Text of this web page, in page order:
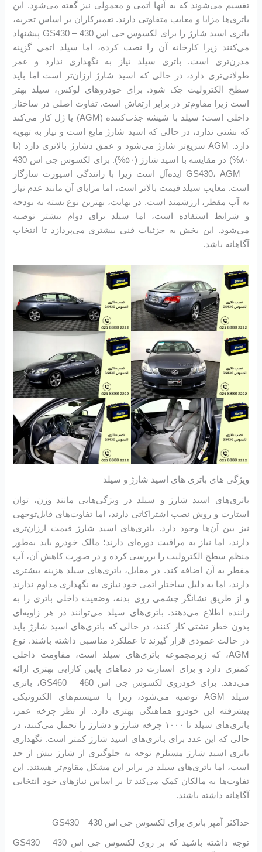
تقسیم می‌شوند که به آنها اتمی و معمولی نیز گفته می‌شود. این
باتری‌ها مزایا و معایب متفاوتی دارند. تعمیرکاران بر اساس تجربه،
باتری اسید شارژ را برای لکسوس جی اس 430 – GS430 پیشنهاد
می‌کنند زیرا کارخانه آن را نصب کرده، اما سیلد اتمی گزینه
مدرن‌تری است. باتری سیلد نیاز به نگهداری ندارد و عمر
طولانی‌تری دارد، در حالی که اسید شارژ ارزان‌تر است اما باید
سطح الکترولیت چک شود. برای خودروهای لوکس، سیلد بهتر
است زیرا مقاوم‌تر در برابر ارتعاش است. تفاوت اصلی در ساختار
داخلی است؛ سیلد با شیشه جذب‌کننده (AGM) یا ژل کار می‌کند
که نشتی ندارد، در حالی که اسید شارژ مایع است و نیاز به تهویه
دارد. AGM سریع‌تر شارژ می‌شود و عمق دشارژ بالاتری دارد (تا
۸۰%) در مقایسه با اسید شارژ (۵۰%). برای لکسوس جی اس 430
– GS430، AGM ایده‌آل است زیرا با رانندگی اسپورت سازگار
است. معایب سیلد قیمت بالاتر است، اما مزایای آن مانند عدم نیاز
به آب مقطر، ارزشمند است. در نهایت، بهترین نوع بسته به بودجه
و شرایط استفاده است، اما سیلد برای دوام بیشتر توصیه
می‌شود. این بخش به جزئیات فنی بیشتری می‌پردازد تا انتخاب
آگاهانه باشد.
ویژگی های باتری های اسید شارژ و سیلد
باتری‌های اسید شارژ و سیلد در ویژگی‌هایی مانند وزن، توان
استارت و روش نصب اشتراکاتی دارند، اما تفاوت‌های قابل‌توجهی
نیز بین آن‌ها وجود دارد. باتری‌های اسید شارژ قیمت ارزان‌تری
دارند، اما نیاز به مراقبت دوره‌ای دارند؛ مالک خودرو باید به‌طور
منظم سطح الکترولیت را بررسی کرده و در صورت کاهش آن، آب
مقطر به آن اضافه کند. در مقابل، باتری‌های سیلد هزینه بیشتری
دارند، اما به دلیل ساختار اتمی خود نیازی به نگهداری مداوم ندارند
و از طریق نشانگر چشمی روی بدنه، وضعیت داخلی باتری را به
راننده اطلاع می‌دهند. باتری‌های سیلد می‌توانند در هر زاویه‌ای
بدون خطر نشتی کار کنند، در حالی که باتری‌های اسید شارژ باید
در حالت عمودی قرار گیرند تا عملکرد مناسبی داشته باشند. نوع
AGM، که زیرمجموعه باتری‌های سیلد است، مقاومت داخلی
کمتری دارد و برای استارت در دماهای پایین کارایی بهتری ارائه
می‌دهد. برای خودروی لکسوس جی اس 460 – GS460، باتری
سیلد AGM توصیه می‌شود، زیرا با سیستم‌های الکترونیکی
پیشرفته این خودرو هماهنگی بهتری دارد. از نظر چرخه عمر،
باتری‌های سیلد تا ۱۰۰۰ چرخه شارژ و دشارژ را تحمل می‌کنند، در
حالی که این عدد برای باتری‌های اسید شارژ کمتر است. نگهداری
باتری اسید شارژ مستلزم توجه به جلوگیری از شارژ بیش از حد
است، اما باتری‌های سیلد در برابر این مشکل مقاوم‌تر هستند. این
تفاوت‌ها به مالکان کمک می‌کند تا بر اساس نیازهای خود انتخابی
آگاهانه داشته باشند.
حداکثر آمپر باتری برای لکسوس جی اس 430 – GS430
توجه داشته باشید که بر روی لکسوس جی اس 430 – GS430